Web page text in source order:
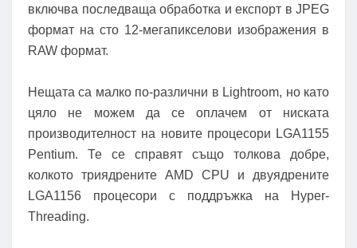
включва последваща обработка и експорт в JPEG
формат на сто 12-мегапикселови изображения в
RAW формат.
Нещата са малко по-различни в Lightroom, но като
цяло не можем да се оплачем от ниската
производителност на новите процесори LGA1155
Pentium. Те се справят също толкова добре,
колкото триядрените AMD CPU и двуядрените
LGA1156 процесори с поддръжка на Hyper-
Threading.